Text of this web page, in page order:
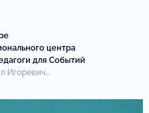
центра
для Событий
Игоревич...